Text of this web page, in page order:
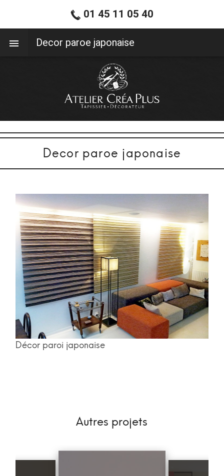
Decor paroe japonaise
Décor paroi japonaise
Autres projets
01 45 11 05 40
Decor paroe japonaise